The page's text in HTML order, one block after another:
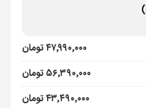
۴۷٬۹۹۰٬۰۰۰ تومان
۵۶٬۳۹۰٬۰۰۰ تومان
۴۳٬۴۹۰٬۰۰۰ تومان